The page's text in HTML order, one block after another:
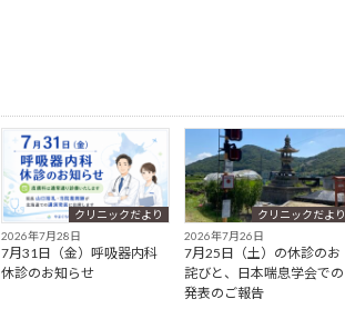
クリニックだより
2026年7月28日
7月31日（金）呼吸器内科
休診のお知らせ
クリニックだより
2026年7月26日
7月25日（土）の休診のお
詫びと、日本喘息学会での
発表のご報告